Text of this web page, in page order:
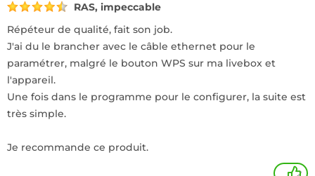
RAS, impeccable
Répéteur de qualité, fait son job.
J'ai du le brancher avec le câble ethernet pour le
paramétrer, malgré le bouton WPS sur ma livebox et
l'appareil.
Une fois dans le programme pour le configurer, la suite est
très simple.
Je recommande ce produit.
2